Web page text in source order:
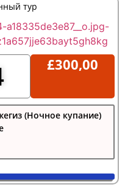
тур
£300,00
(Ночное купание)